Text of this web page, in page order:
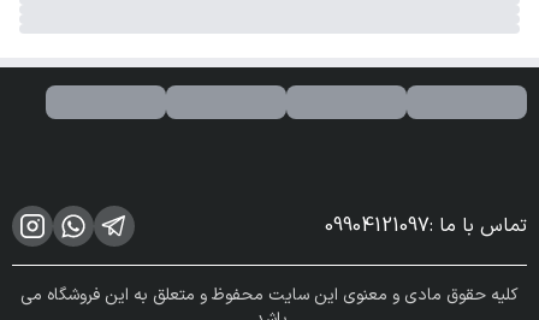
تماس با ما :
09904121097
کلیه حقوق مادی و معنوی این سایت محفوظ و متعلق به این فروشگاه می